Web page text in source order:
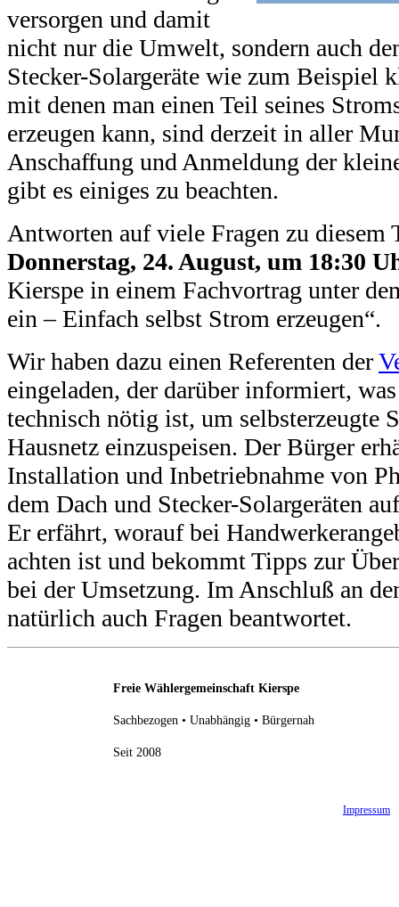
versorgen und damit
nicht nur die Umwelt, sondern auch
Stecker-Solargeräte wie zum Beispiel
mit denen man einen Teil seines
erzeugen kann, sind derzeit in aller
Anschaffung und Anmeldung der
gibt es einiges zu beachten.
Antworten auf viele Fragen zu diesem
Donnerstag, 24. August, um 18:30
Kierspe in einem Fachvortrag unter
ein – Einfach selbst Strom erzeugen“.
Wir haben dazu einen Referenten der
eingeladen, der darüber informiert,
technisch nötig ist, um selbsterzeugte
Hausnetz einzuspeisen. Der Bürger
Installation und Inbetriebnahme von
dem Dach und Stecker-Solargeräten
Er erfährt, worauf bei
achten ist und bekommt Tipps zur
bei der Umsetzung. Im Anschluß an
natürlich auch Fragen beantwortet.
Freie Wählergemeinschaft Kierspe
Sachbezogen • Unabhängig • Bürgernah
Seit 2008
Impressum